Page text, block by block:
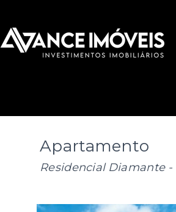
Apartamento
Residencial Diamante -